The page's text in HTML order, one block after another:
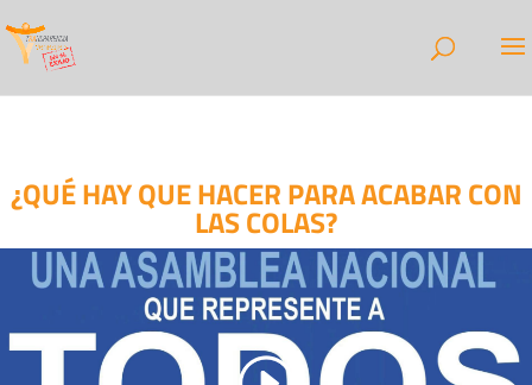
¿QUÉ HAY QUE HACER PARA ACABAR CON
LAS COLAS?